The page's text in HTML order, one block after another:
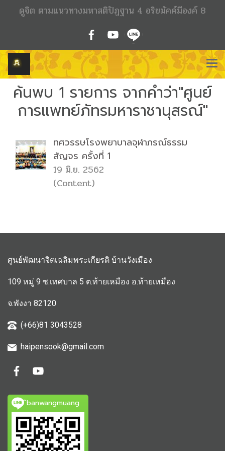
ดูจิต ตามแนวทางมหาสติปัฏฐาน 4 อริยมัคค์มีองค์ 8
ค้นพบ 1 รายการ จากคำว่า"ศูนย์
การแพทย์ภัทรมหาราชานุสรณ์"
ทศวรรษโรงพยาบาลจุฬาภรณ์ธรรม
สัญจร ครั้งที่ 1
19 มิ.ย. 2562
(Content)
ศูนย์พัฒนาจิตเฉลิมพระเกียรติ บ้านวังเมือง
109 หมู่ 9 ซ.เทศบาล 5 ต.ท้ายเหมือง อ.ท้ายเหมือง
จ.พังงา 82120
(+66)81 3043528
haipensook@gmail.com
ิbanwangmuang